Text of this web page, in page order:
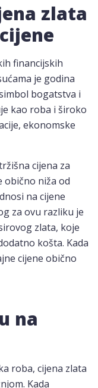
zlata
financijskih
je godina
bogatstva i
kao roba i široko
ekonomske
cijena za
obično niža od
na cijene
za ovu razliku je
zlata, koje
košta. Kada
cijene obično
na
roba, cijena zlata
Kada